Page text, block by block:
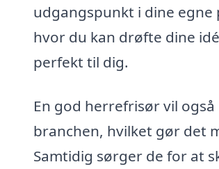
udgangspunkt i dine
hvor du kan drøfte dine
perfekt til dig.
En god herrefrisør vil
branchen, hvilket gør det
Samtidig sørger de for at